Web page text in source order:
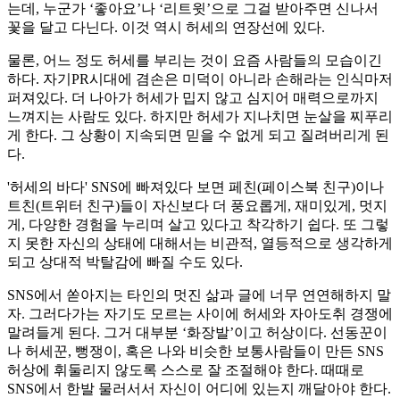
는데, 누군가 ‘좋아요’나 ‘리트윗’으로 그걸 받아주면 신나서
꽃을 달고 다닌다. 이것 역시 허세의 연장선에 있다.
물론, 어느 정도 허세를 부리는 것이 요즘 사람들의 모습이긴
하다. 자기PR시대에 겸손은 미덕이 아니라 손해라는 인식마저
퍼져있다. 더 나아가 허세가 밉지 않고 심지어 매력으로까지
느껴지는 사람도 있다. 하지만 허세가 지나치면 눈살을 찌푸리
게 한다. 그 상황이 지속되면 믿을 수 없게 되고 질려버리게 된
다.
'허세의 바다' SNS에 빠져있다 보면 페친(페이스북 친구)이나
트친(트위터 친구)들이 자신보다 더 풍요롭게, 재미있게, 멋지
게, 다양한 경험을 누리며 살고 있다고 착각하기 쉽다. 또 그렇
지 못한 자신의 상태에 대해서는 비관적, 열등적으로 생각하게
되고 상대적 박탈감에 빠질 수도 있다.
SNS에서 쏟아지는 타인의 멋진 삶과 글에 너무 연연해하지 말
자. 그러다가는 자기도 모르는 사이에 허세와 자아도취 경쟁에
말려들게 된다. 그거 대부분 ‘화장발’이고 허상이다. 선동꾼이
나 허세꾼, 뻥쟁이, 혹은 나와 비슷한 보통사람들이 만든 SNS
허상에 휘둘리지 않도록 스스로 잘 조절해야 한다. 때때로
SNS에서 한발 물러서서 자신이 어디에 있는지 깨달아야 한다.